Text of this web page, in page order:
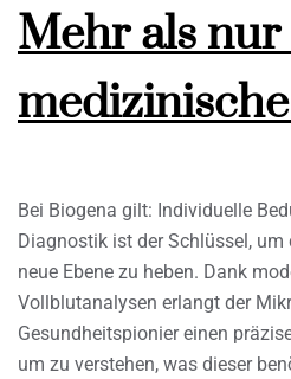
Mehr als nur
Bei Biogena gilt: Individuelle
Diagnostik ist der Schlüssel,
neue Ebene zu heben. Dank
Vollblutanalysen erlangt der
Gesundheitspionier einen
um zu verstehen, was dieser